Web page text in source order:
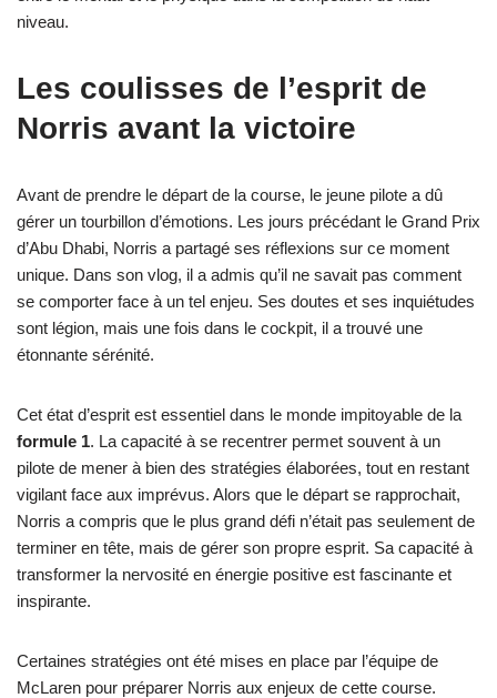
niveau.
Les coulisses de l’esprit de
Norris avant la victoire
Avant de prendre le départ de la course, le jeune pilote a dû
gérer un tourbillon d’émotions. Les jours précédant le Grand Prix
d’Abu Dhabi, Norris a partagé ses réflexions sur ce moment
unique. Dans son vlog, il a admis qu’il ne savait pas comment
se comporter face à un tel enjeu. Ses doutes et ses inquiétudes
sont légion, mais une fois dans le cockpit, il a trouvé une
étonnante sérénité.
Cet état d’esprit est essentiel dans le monde impitoyable de la
formule 1. La capacité à se recentrer permet souvent à un
pilote de mener à bien des stratégies élaborées, tout en restant
vigilant face aux imprévus. Alors que le départ se rapprochait,
Norris a compris que le plus grand défi n’était pas seulement de
terminer en tête, mais de gérer son propre esprit. Sa capacité à
transformer la nervosité en énergie positive est fascinante et
inspirante.
Certaines stratégies ont été mises en place par l’équipe de
McLaren pour préparer Norris aux enjeux de cette course.